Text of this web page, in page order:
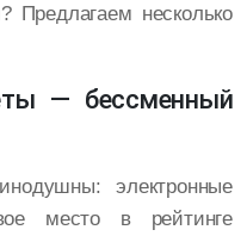
Предлагаем несколько
— бессменный
электронные
место в рейтинге